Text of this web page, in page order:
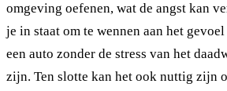
omgeving oefenen, wat de angst kan
je in staat om te wennen aan het
een auto zonder de stress van het
zijn. Ten slotte kan het ook nuttig zijn